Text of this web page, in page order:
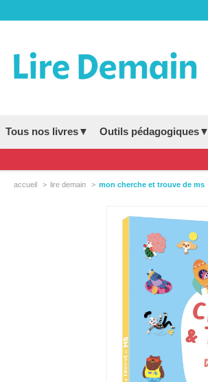
Tous nos livres▼ Outils pédagogiques▼
accueil lire demain mon cherche et trouve de ms